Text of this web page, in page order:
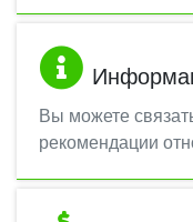
Вы можете
рекомендации